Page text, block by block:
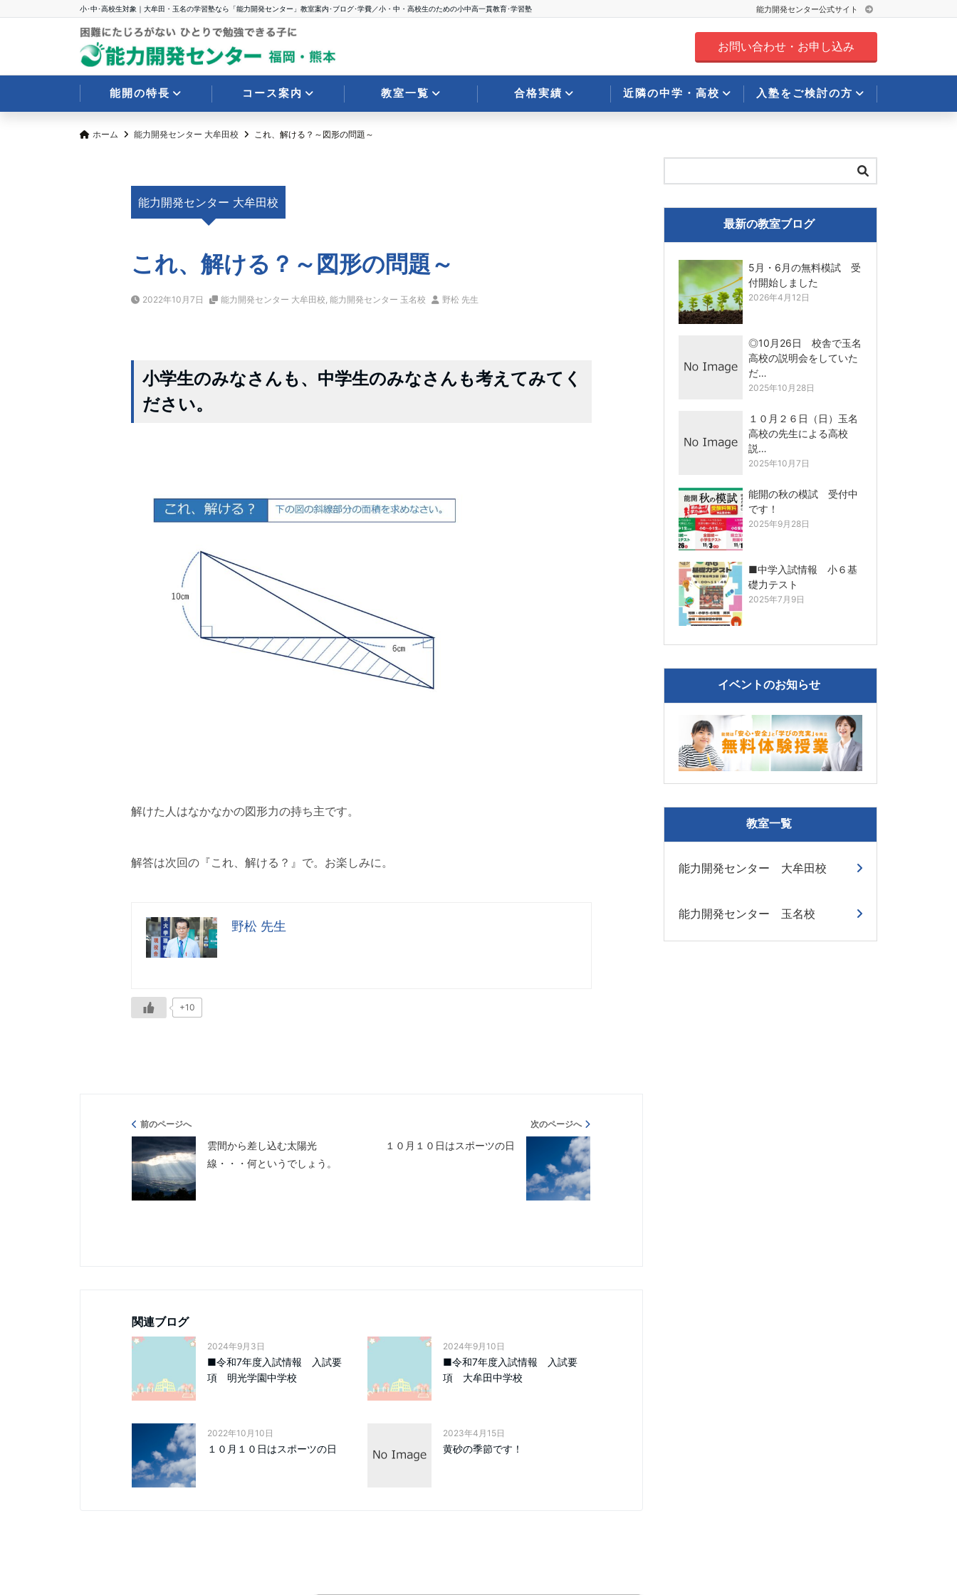
小･中･高校生対象｜大牟田・玉名の学習塾なら「能力開発センター」教室案内･ブログ･学費／小・中・高校生のための小中高一貫教育･学習塾 能力開発センター公式サイト
お問い合わせ・お申し込み
能開の特長 コース案内 教室一覧 合格実績 近隣の中学・高校 入塾をご検討の方
ホーム 能力開発センター 大牟田校 これ、解ける？～図形の問題～
能力開発センター 大牟田校
これ、解ける？～図形の問題～
2022年10月7日 能力開発センター 大牟田校, 能力開発センター 玉名校 野松 先生
小学生のみなさんも、中学生のみなさんも考えてみてく
ださい。
解けた人はなかなかの図形力の持ち主です。
解答は次回の『これ、解ける？』で。お楽しみに。
野松 先生
+10
前のページへ
雲間から差し込む太陽光
線・・・何というでしょう。
次のページへ
１０月１０日はスポーツの日
関連ブログ
2024年9月3日
■令和7年度入試情報 入試要
項 明光学園中学校
2024年9月10日
■令和7年度入試情報 入試要
項 大牟田中学校
2022年10月10日
１０月１０日はスポーツの日
2023年4月15日
黄砂の季節です！
最新の教室ブログ
5月・6月の無料模試 受
付開始しました
2026年4月12日
◎10月26日 校舎で玉名
高校の説明会をしていた
だ…
2025年10月28日
１０月２６日（日）玉名
高校の先生による高校
説…
2025年10月7日
能開の秋の模試 受付中
です！
2025年9月28日
■中学入試情報 小６基
礎力テスト
2025年7月9日
イベントのお知らせ
教室一覧
能力開発センター 大牟田校
能力開発センター 玉名校